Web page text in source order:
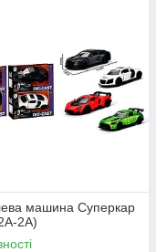
машина Суперкар
2A)